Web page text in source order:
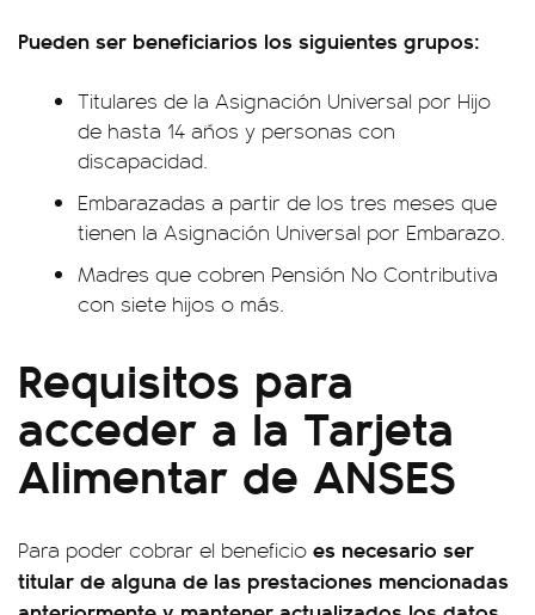
Pueden ser beneficiarios los siguientes grupos:
Titulares de la Asignación Universal por Hijo
de hasta 14 años y personas con
discapacidad.
Embarazadas a partir de los tres meses que
tienen la Asignación Universal por Embarazo.
Madres que cobren Pensión No Contributiva
con siete hijos o más.
Requisitos para
acceder a la Tarjeta
Alimentar de ANSES
Para poder cobrar el beneficio es necesario ser
titular de alguna de las prestaciones mencionadas